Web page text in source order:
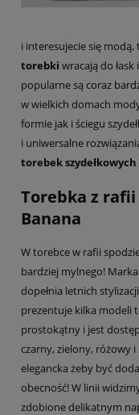
i interesujecie się modą,
torebki wracają do
popularne są coraz
w wielkich domach
formie jak i ściegu
i uniwersalne
torebek szydełkowych
Torebka z rafii
Banana
W torebce w rafii
bardziej mylnego!
dopełnia letnich
prezentuje kilka modeli
prostokątny i jest
czarny, zielony, różowy
elegancka żeby być
obecność! W linii
zdobione delikatnym